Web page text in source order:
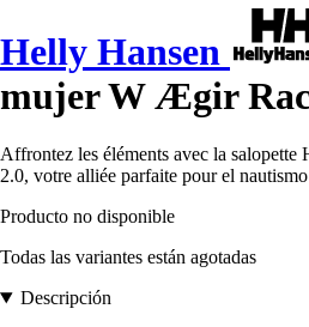
Helly Hansen
mujer W Ægir
Affrontez les éléments avec la
2.0, votre alliée parfaite pour el
Producto no disponible
Todas las variantes están agotadas
Descripción